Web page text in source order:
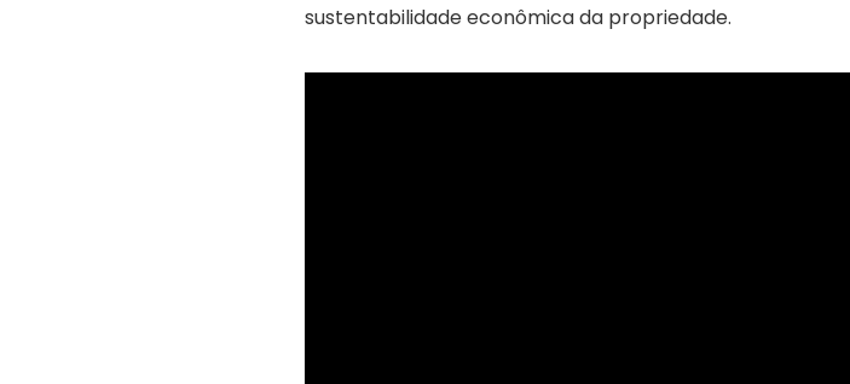
sustentabilidade econômica da propriedade.